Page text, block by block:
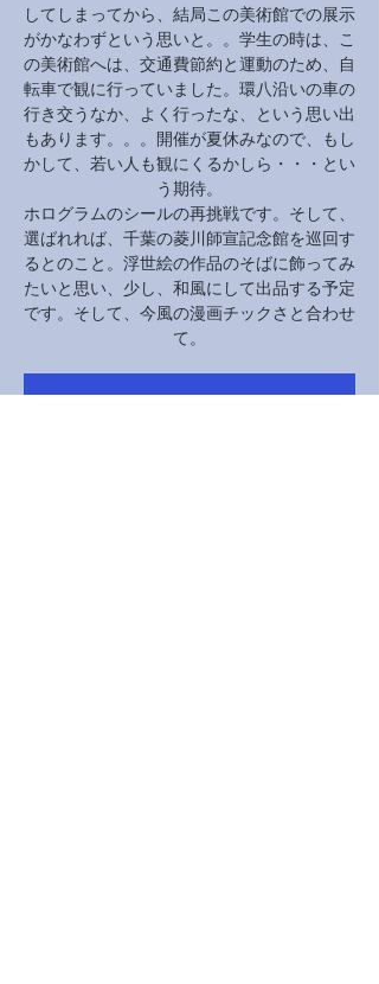
してしまってから、結局この美術館での展示
がかなわずという思いと。。学生の時は、こ
の美術館へは、交通費節約と運動のため、自
転車で観に行っていました。環八沿いの車の
行き交うなか、よく行ったな、という思い出
もあります。。。開催が夏休みなので、もし
かして、若い人も観にくるかしら・・・とい
う期待。
ホログラムのシールの再挑戦です。そして、
選ばれれば、千葉の菱川師宣記念館を巡回す
るとのこと。浮世絵の作品のそばに飾ってみ
たいと思い、少し、和風にして出品する予定
です。そして、今風の漫画チックさと合わせ